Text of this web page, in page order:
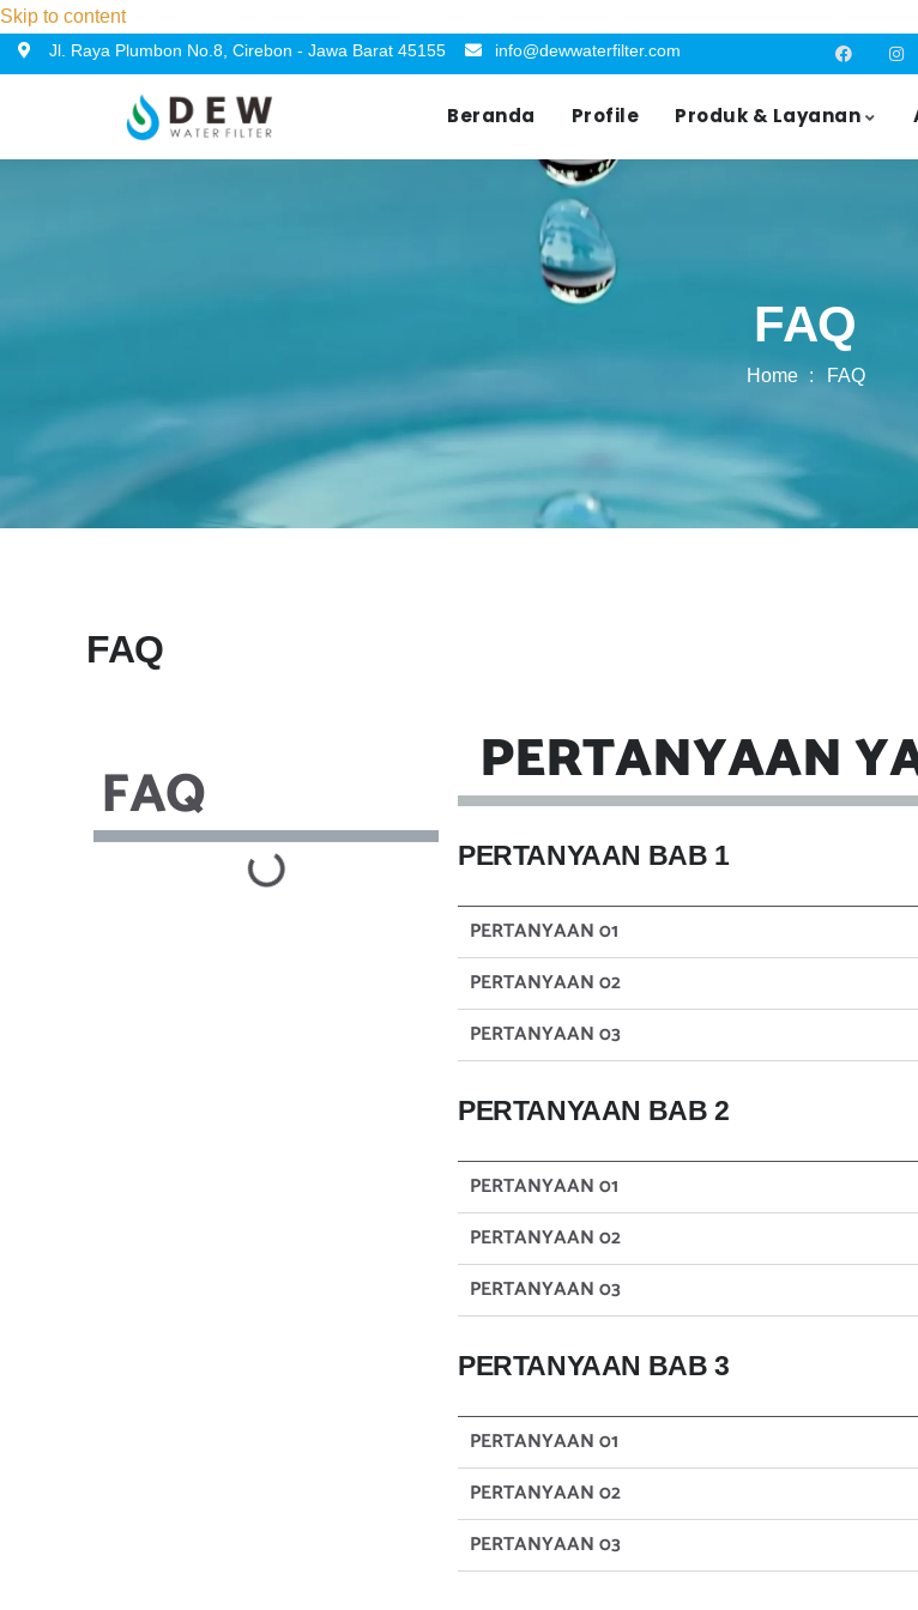
Skip to content
Jl. Raya Plumbon No.8, Cirebon - Jawa Barat 45155 info@dewwaterfilter.com
Beranda Profile Produk & Layanan
FAQ
Home FAQ
FAQ
FAQ PERTANYAAN
PERTANYAAN BAB 1
PERTANYAAN 01
PERTANYAAN 02
PERTANYAAN 03
PERTANYAAN BAB 2
PERTANYAAN 01
PERTANYAAN 02
PERTANYAAN 03
PERTANYAAN BAB 3
PERTANYAAN 01
PERTANYAAN 02
PERTANYAAN 03